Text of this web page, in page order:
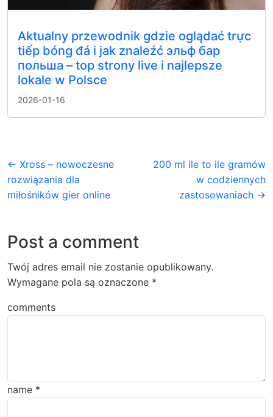
Aktualny przewodnik gdzie oglądać trực
tiếp bóng đá i jak znaleźć эльф бар
польша – top strony live i najlepsze
lokale w Polsce
2026-01-16
← Xross – nowoczesne
rozwiązania dla
miłośników gier online
200 ml ile to ile gramów
w codziennych
zastosowaniach →
Post a comment
Twój adres email nie zostanie opublikowany.
Wymagane pola są oznaczone *
comments
name *